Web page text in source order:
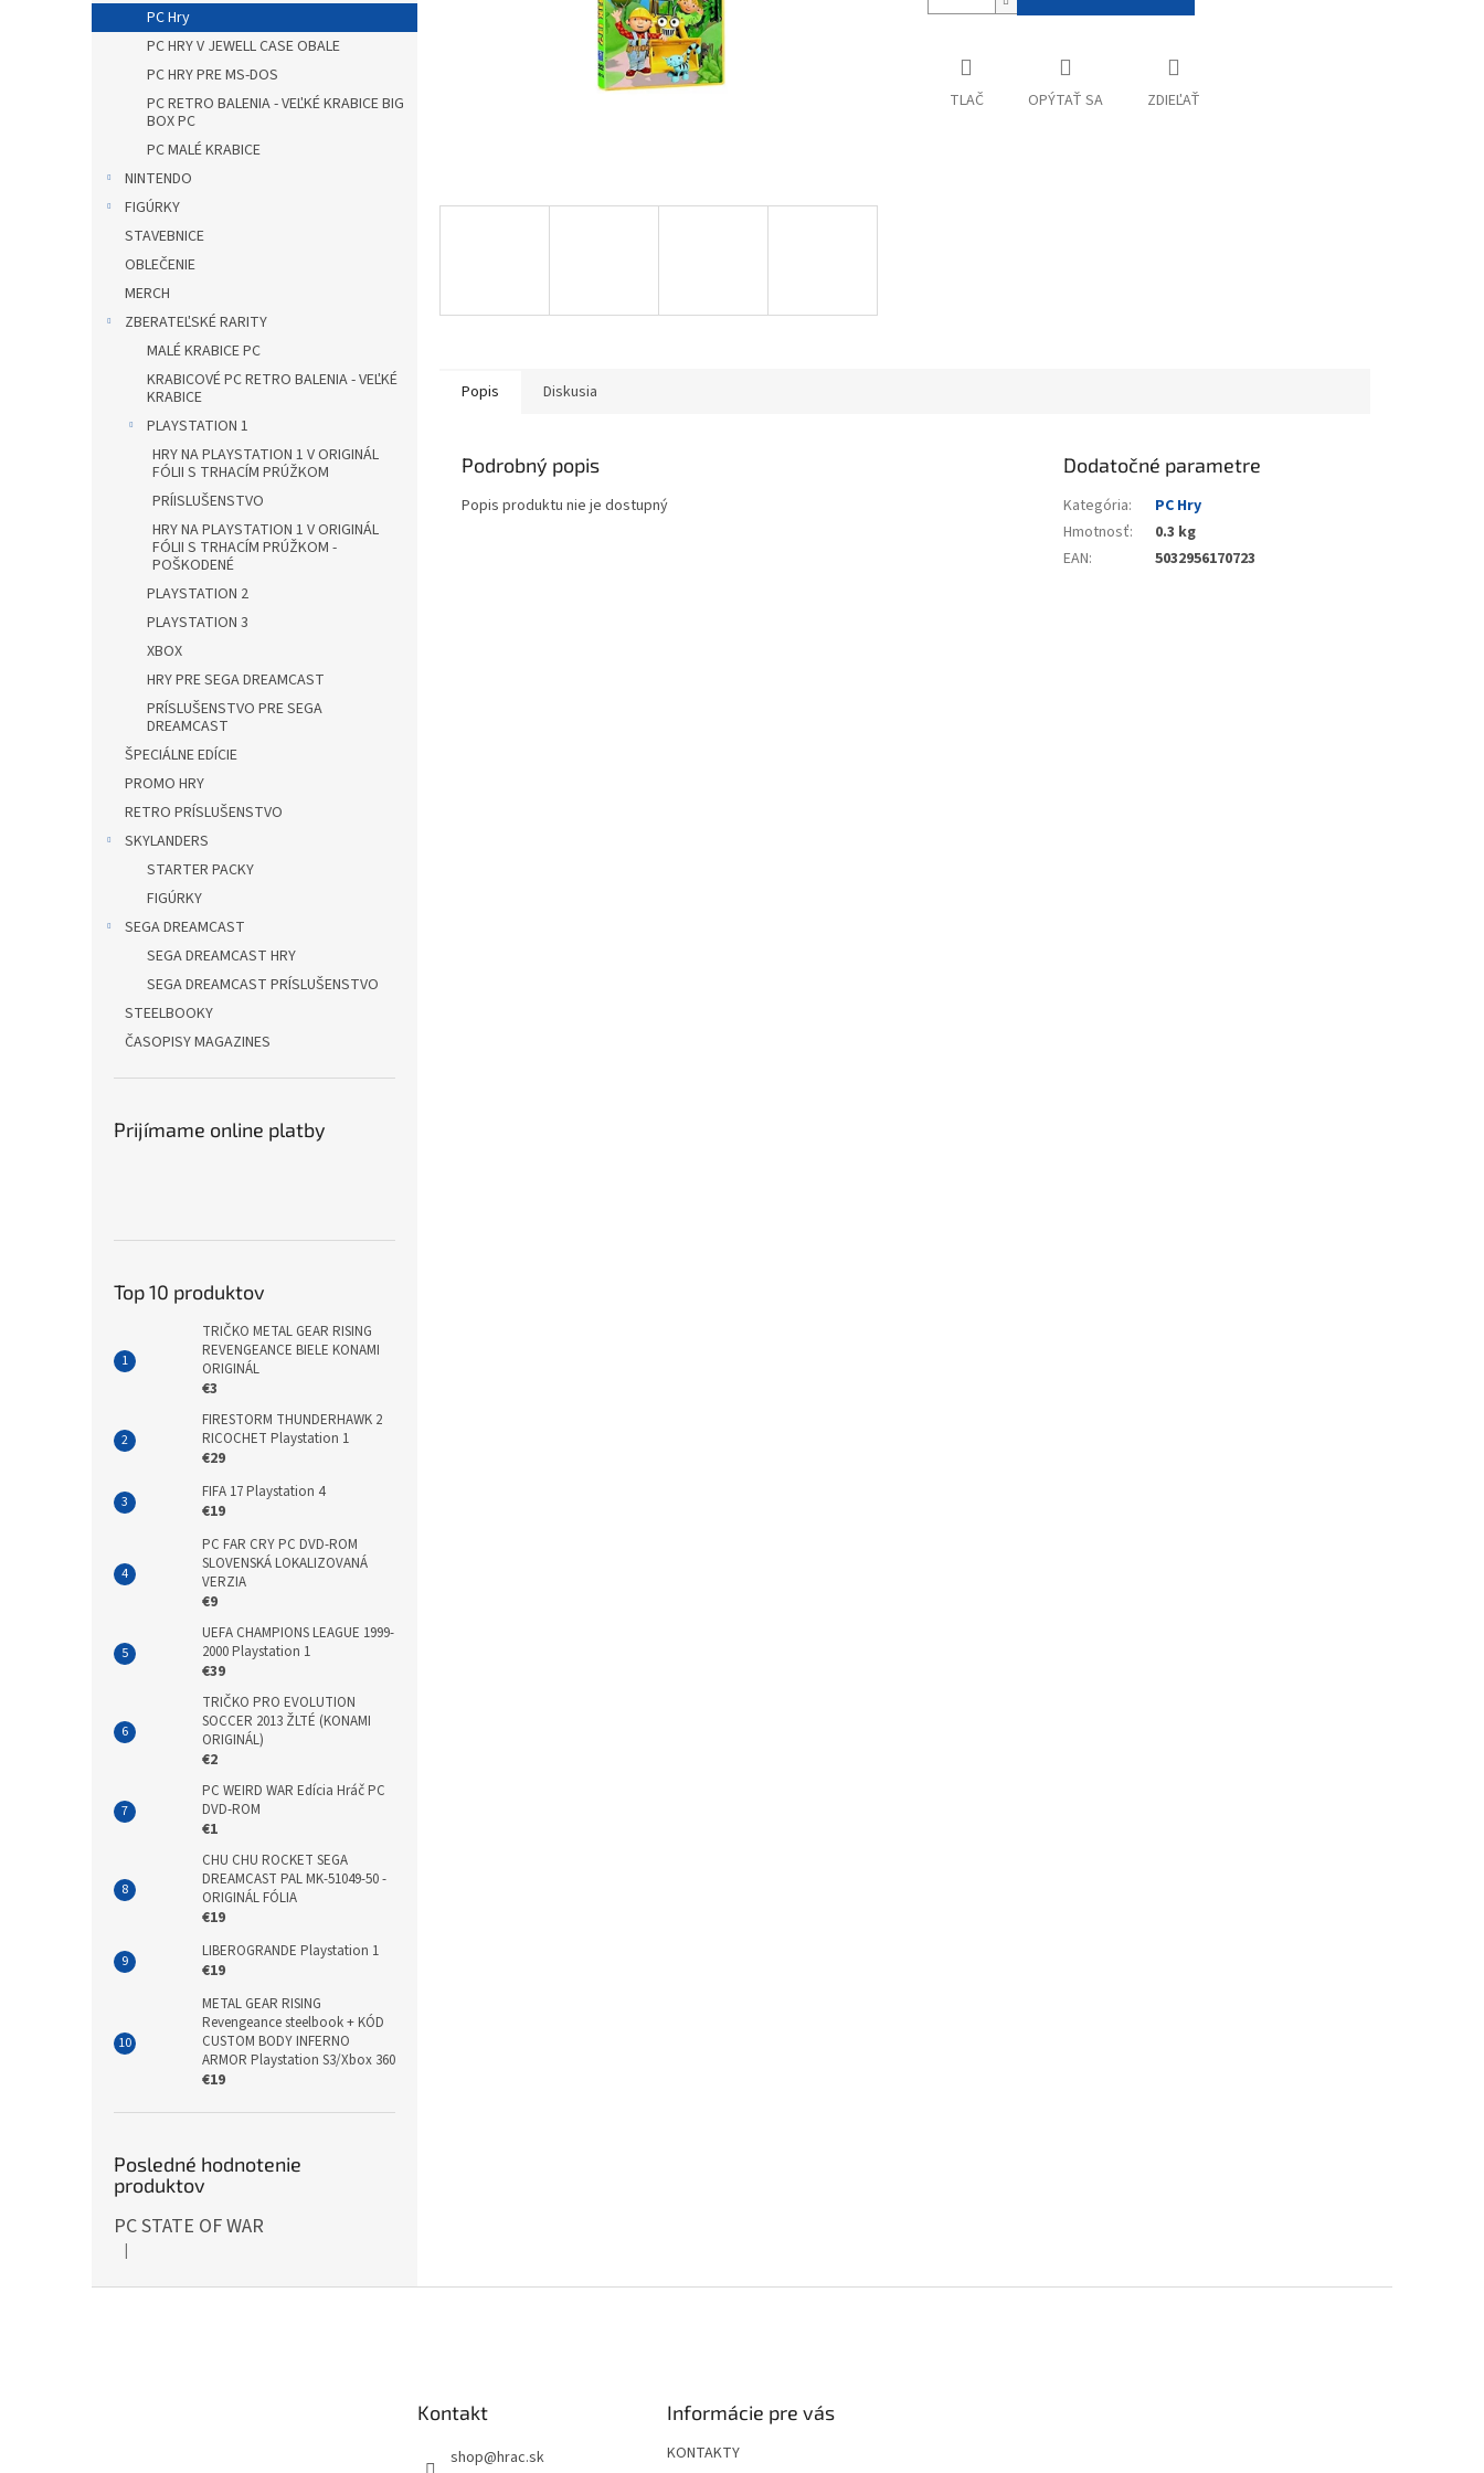
PC Hry
PC HRY V JEWELL CASE OBALE
PC HRY PRE MS-DOS
PC RETRO BALENIA - VEĽKÉ KRABICE BIG
BOX PC
PC MALÉ KRABICE
NINTENDO
FIGÚRKY
STAVEBNICE
OBLEČENIE
MERCH
ZBERATEĽSKÉ RARITY
MALÉ KRABICE PC
KRABICOVÉ PC RETRO BALENIA - VEĽKÉ
KRABICE
PLAYSTATION 1
HRY NA PLAYSTATION 1 V ORIGINÁL
FÓLII S TRHACÍM PRÚŽKOM
PRÍISLUŠENSTVO
HRY NA PLAYSTATION 1 V ORIGINÁL
FÓLII S TRHACÍM PRÚŽKOM -
POŠKODENÉ
PLAYSTATION 2
PLAYSTATION 3
XBOX
HRY PRE SEGA DREAMCAST
PRÍSLUŠENSTVO PRE SEGA
DREAMCAST
ŠPECIÁLNE EDÍCIE
PROMO HRY
RETRO PRÍSLUŠENSTVO
SKYLANDERS
STARTER PACKY
FIGÚRKY
SEGA DREAMCAST
SEGA DREAMCAST HRY
SEGA DREAMCAST PRÍSLUŠENSTVO
STEELBOOKY
ČASOPISY MAGAZINES
Prijímame online platby
Top 10 produktov
TRIČKO METAL GEAR RISING
REVENGEANCE BIELE KONAMI
ORIGINÁL
€3
FIRESTORM THUNDERHAWK 2
RICOCHET Playstation 1
€29
FIFA 17 Playstation 4
€19
PC FAR CRY PC DVD-ROM
SLOVENSKÁ LOKALIZOVANÁ
VERZIA
€9
UEFA CHAMPIONS LEAGUE 1999-
2000 Playstation 1
€39
TRIČKO PRO EVOLUTION
SOCCER 2013 ŽLTÉ (KONAMI
ORIGINÁL)
€2
PC WEIRD WAR Edícia Hráč PC
DVD-ROM
€1
CHU CHU ROCKET SEGA
DREAMCAST PAL MK-51049-50 -
ORIGINÁL FÓLIA
€19
LIBEROGRANDE Playstation 1
€19
METAL GEAR RISING
Revengeance steelbook + KÓD
CUSTOM BODY INFERNO
ARMOR Playstation S3/Xbox 360
€19
Posledné hodnotenie
produktov
PC STATE OF WAR
Hodnotenie produktu je 5 z 5 hviezdičiek.
|
TLAČ OPÝTAŤ SA ZDIEĽAŤ
Popis Diskusia
Podrobný popis
Popis produktu nie je dostupný
Dodatočné parametre
Kategória:
PC Hry
Hmotnosť:
0.3 kg
EAN: 5032956170723
Kontakt
shop@hrac.sk
Informácie pre vás
KONTAKTY